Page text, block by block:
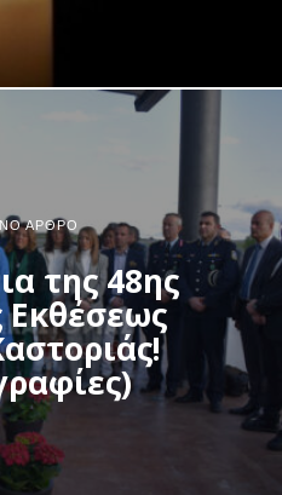
ΆΡΘΡΟ
της 48ης
Εκθέσεως